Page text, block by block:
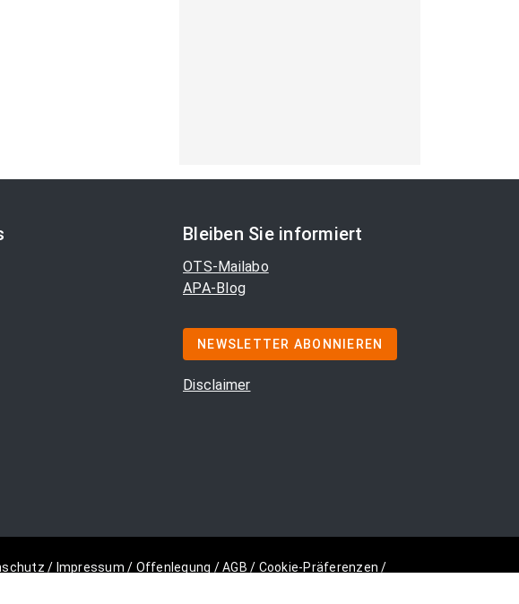
Bleiben Sie informiert
OTS-Mailabo
APA-Blog
NEWSLETTER ABONNIEREN
Disclaimer
/ Impressum / Offenlegung /AGB / Cookie-Präferenzen /